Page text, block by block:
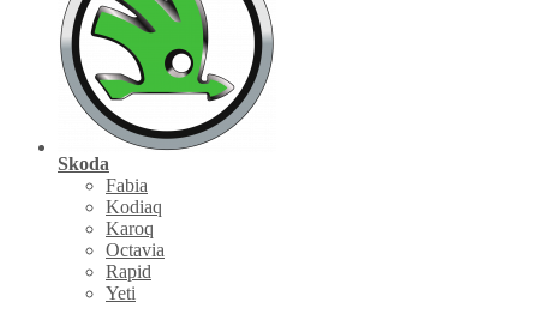
Skoda
Fabia
Kodiaq
Karoq
Octavia
Rapid
Yeti